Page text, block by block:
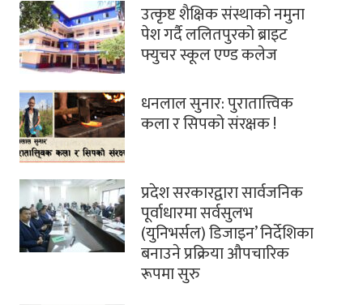
उत्कृष्ट शैक्षिक संस्थाको नमुना
पेश गर्दै ललितपुरको ब्राइट
फ्युचर स्कूल एण्ड कलेज
धनलाल सुनार: पुरातात्त्विक
कला र सिपको संरक्षक !
प्रदेश सरकारद्वारा सार्वजनिक
पूर्वाधारमा सर्वसुलभ
(युनिभर्सल) डिजाइन’ निर्देशिका
बनाउने प्रक्रिया औपचारिक
रूपमा सुरु